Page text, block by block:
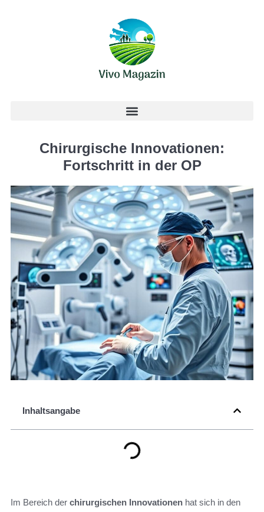
Chirurgische Innovationen:
Fortschritt in der OP
Inhaltsangabe
Im Bereich der chirurgischen Innovationen hat sich in den